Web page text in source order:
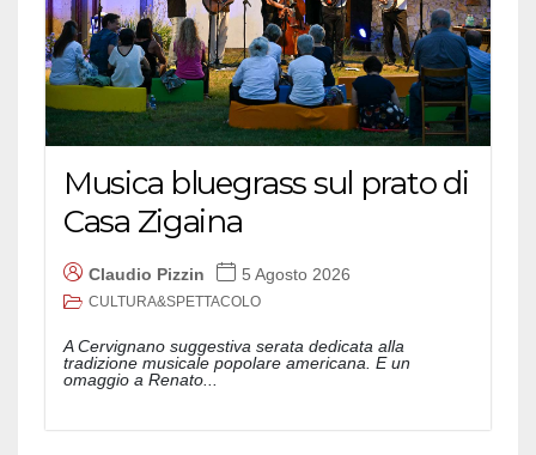
Musica bluegrass sul prato di
Casa Zigaina
Claudio Pizzin 5 Agosto 2026
CULTURA&SPETTACOLO
A Cervignano suggestiva serata dedicata alla
tradizione musicale popolare americana. E un
omaggio a Renato...